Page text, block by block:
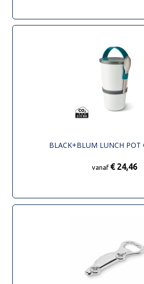
BLACK+BLUM LUNCH POT
vanaf € 24,46